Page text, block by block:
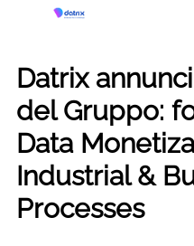
Datrix
del Gruppo:
Data
Industrial &
Processes